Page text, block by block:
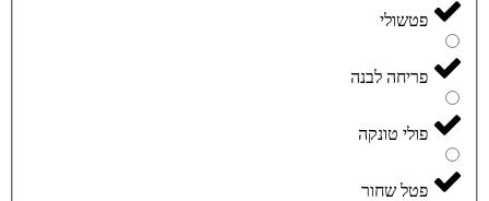
פטשולי
פריחה לבנה
פולי טונקה
פטל שחור